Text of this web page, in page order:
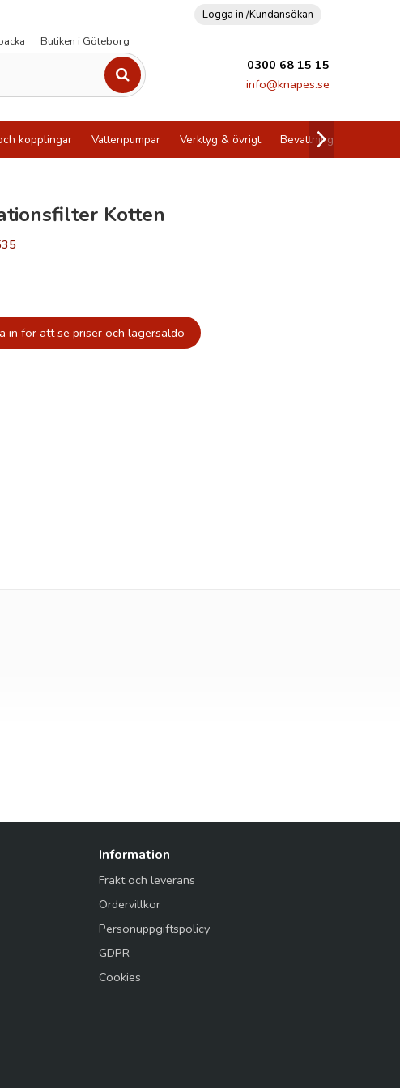
Logga in /Kundansökan
Butiken i Göteborg
0300 68 15 15
info@knapes.se
kopplingar Vattenpumpar Verktyg & övrigt Bevattning
Kotten
in för att se priser och lagersaldo
Information
Frakt och leverans
Ordervillkor
Personuppgiftspolicy
GDPR
Cookies